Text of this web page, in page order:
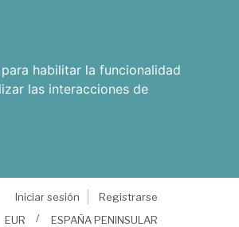
para habilitar la funcionalidad
las interacciones de
Iniciar sesión
Registrarse
EUR ESPAÑA PENINSULAR